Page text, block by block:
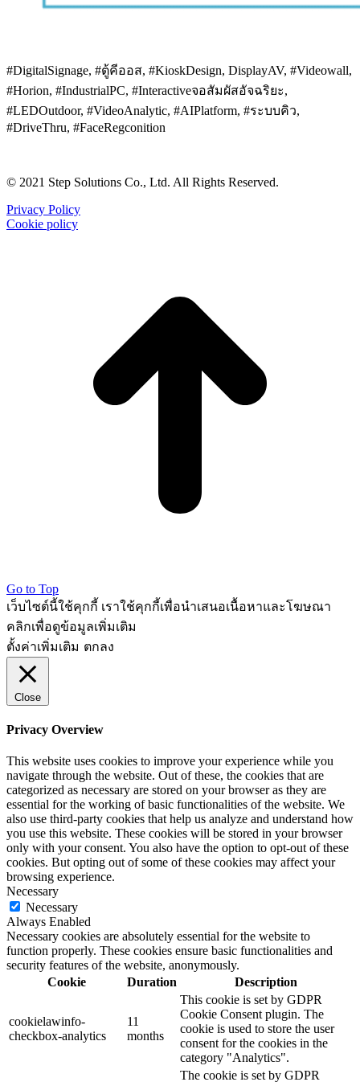
#DigitalSignage, #ตู้คีออส, #KioskDesign, DisplayAV, #Videowall,
#Horion, #IndustrialPC, #Interactiveจอสัมผัสอัจฉริยะ,
#LEDOutdoor, #VideoAnalytic, #AIPlatform, #ระบบคิว,
#DriveThru, #FaceRegconition
© 2021 Step Solutions Co., Ltd. All Rights Reserved.
Privacy Policy
Cookie policy
Go to Top
เว็บไซต์นี้ใช้คุกกี้ เราใช้คุกกี้เพื่อนำเสนอเนื้อหาและโฆษณา
คลิกเพื่อดูข้อมูลเพิ่มเติม
ตั้งค่าเพิ่มเติม ตกลง
Close
Privacy Overview
This website uses cookies to improve your experience while you
navigate through the website. Out of these, the cookies that are
categorized as necessary are stored on your browser as they are
essential for the working of basic functionalities of the website. We
also use third-party cookies that help us analyze and understand how
you use this website. These cookies will be stored in your browser
only with your consent. You also have the option to opt-out of these
cookies. But opting out of some of these cookies may affect your
browsing experience.
Necessary
Necessary
Always Enabled
Necessary cookies are absolutely essential for the website to
function properly. These cookies ensure basic functionalities and
security features of the website, anonymously.
Cookie
Duration Description
cookielawinfo-
checkbox-analytics
11
months
This cookie is set by GDPR
Cookie Consent plugin. The
cookie is used to store the user
consent for the cookies in the
category "Analytics".
The cookie is set by GDPR